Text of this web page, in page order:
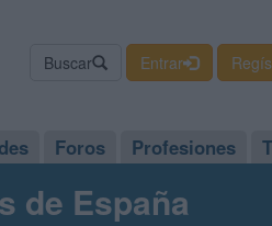
Buscar Entrar
Foros Profesiones
de España